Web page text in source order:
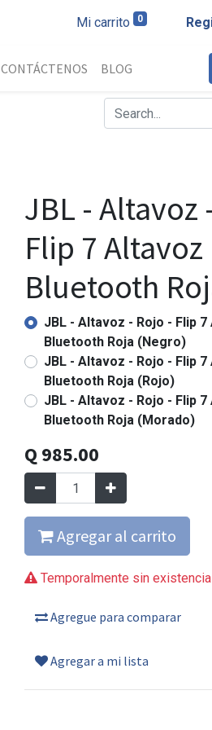
Mi carrito 0
CONTÁCTENOS BLOG
JBL - Altavoz
Flip 7 Altavoz
Bluetooth
JBL - Altavoz - Rojo - Flip
Bluetooth Roja (Negro)
JBL - Altavoz - Rojo - Flip
Bluetooth Roja (Rojo)
JBL - Altavoz - Rojo - Flip
Bluetooth Roja (Morado)
Q 985.00
Agregar al carrito
Temporalmente sin
Agregue para comparar
Agregar a mi lista